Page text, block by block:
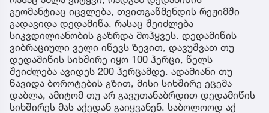
გეომანტიაც იცვლება, თვითგაწმენდის რეჟიმში
გადავიდა დედამიწა, რასაც შეიძლება
სიკვდილიანობის გაზრდა მოჰყვეს. დედამიწის
ვიბრაციული ველი იწევს ზევით, დავუშვათ თუ
დედამიწის სიხშირე იყო 100 ჰერცი, წელს
შეიძლება ავიდეს 200 ჰერცამდე. ადამიანი თუ
წავიდა ბოროტების გზით, მისი სიხშირე ეცემა
დაბლა, ამიტომ თუ არ გავუთანაბრდით დედამიწის
სიხშირეს მას აქედან გაიყვანენ. საბოლოოდ აქ